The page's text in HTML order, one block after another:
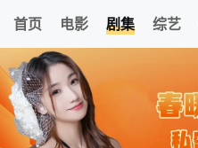
首页 电影 剧集 综艺
科塔工厂 第三季
清空